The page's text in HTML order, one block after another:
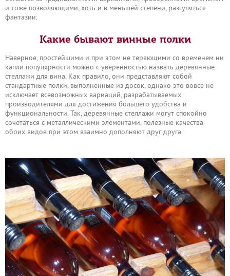
и тоже позволяющими, хоть и в меньшей степени, разгуляться
фантазии.
Какие бывают винные полки
Наверное, простейшими и при этом не теряющими со временем ни
капли популярности можно с уверенностью назвать деревянные
стеллажи для вина. Как правило, они представляют собой
стандартные полки, выполненные из досок, однако это вовсе не
исключает всевозможных вариаций, разрабатываемых
производителями для достижения большего удобства и
функциональности. Так, деревянные стеллажи могут спокойно
сочетаться с металлическими элементами, полезные качества
обоих видов при этом взаимно дополняют друг друга.